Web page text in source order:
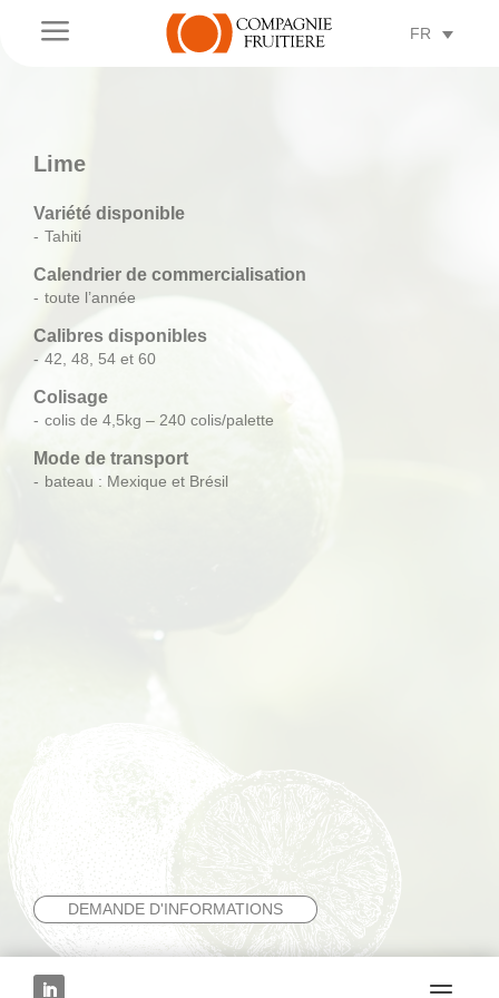
a FR
Lime
Variété disponible
Tahiti
Calendrier de commercialisation
toute l’année
Calibres disponibles
42, 48, 54 et 60
Colisage
colis de 4,5kg – 240 colis/palette
Mode de transport
bateau : Mexique et Brésil
DEMANDE D'INFORMATIONS